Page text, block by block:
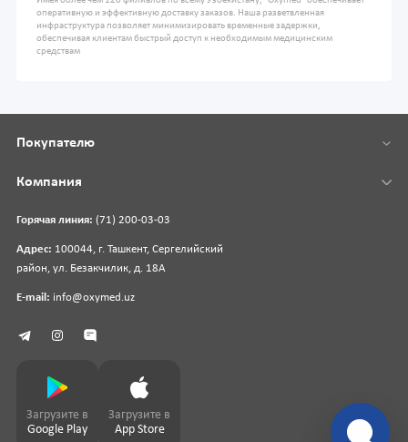
оперативную и эффективную доставку заказов. Наша разветвленная
инфраструктура позволяет минимизировать временные задержки,
обеспечивая клиентам быстрый доступ к необходимым медицинским
средствам
Горячая линия: (71) 200-03-03
Адрес: 100044, г. Ташкент, Сергелийский
район, ул. Безакчилик, д. 18А
E-mail: info@oxymed.uz
Покупателю
Компания
Загрузите в
Google Play
Загрузите в
App Store